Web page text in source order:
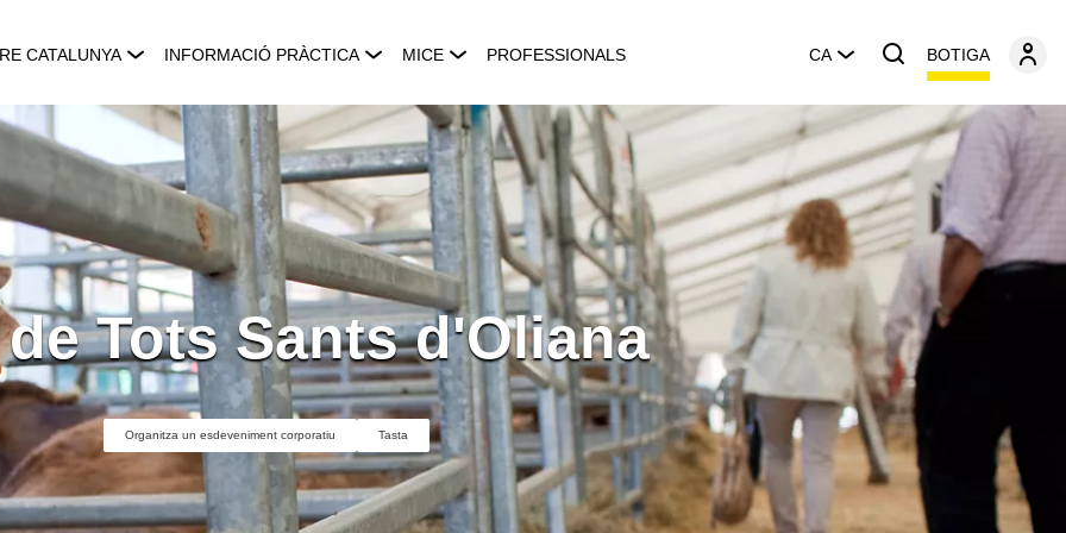
CATALUNYA INFORMACIÓ PRÀCTICA MICE PROFESSIONALS CA BOTIGA
Tots Sants d'Oliana
Organitza un esdeveniment corporatiu Tasta